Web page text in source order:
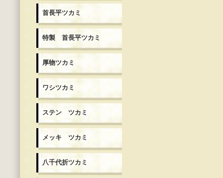
首長平ツカミ
特製 首長平ツカミ
厚物ツカミ
ワシツカミ
ステン ツカミ
メッキ ツカミ
八千代折ツカミ